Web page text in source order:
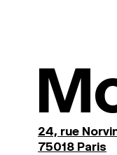
24, rue
75018 Paris